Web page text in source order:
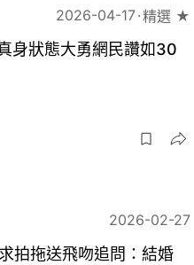
2026-04-17 精選 ★
身狀態大勇網民讚如30
2026-02-27
拍拖送飛吻追問：結婚